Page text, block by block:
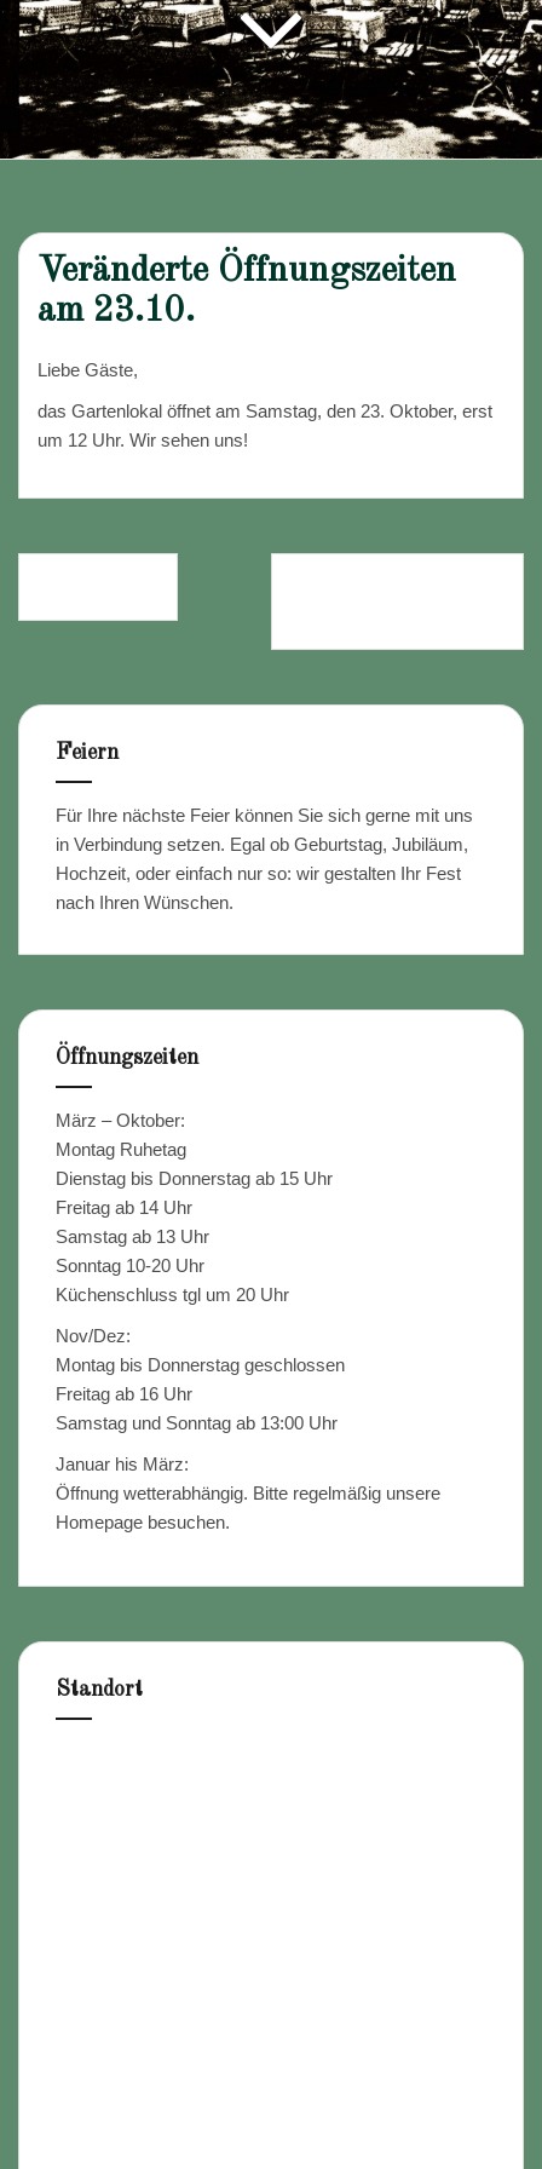
Veränderte Öffnungszeiten
am 23.10.
Liebe Gäste,
das Gartenlokal öffnet am Samstag, den 23. Oktober, erst
um 12 Uhr. Wir sehen uns!
Feiern
Für Ihre nächste Feier können Sie sich gerne mit uns
in Verbindung setzen. Egal ob Geburtstag, Jubiläum,
Hochzeit, oder einfach nur so: wir gestalten Ihr Fest
nach Ihren Wünschen.
Öffnungszeiten
März – Oktober:
Montag Ruhetag
Dienstag bis Donnerstag ab 15 Uhr
Freitag ab 14 Uhr
Samstag ab 13 Uhr
Sonntag 10-20 Uhr
Küchenschluss tgl um 20 Uhr
Nov/Dez:
Montag bis Donnerstag geschlossen
Freitag ab 16 Uhr
Samstag und Sonntag ab 13:00 Uhr
Januar his März:
Öffnung wetterabhängig. Bitte regelmäßig unsere
Homepage besuchen.
Standort